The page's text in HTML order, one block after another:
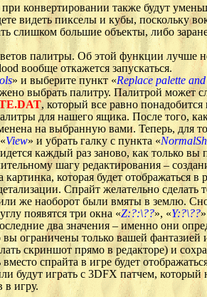
конвертировании также будут
видеть пикселы и кубы, поскольку
слишком большие объекты, либо
палитры. Об этой функции лучше
вообще откажется запускаться.
» и выберите пункт «Replace palette
выбрать палитру. Палитрой может
, который все равно понадобится
для нашего ящика. После того,
на выбранную вами. Теперь, для
View» и убрать галку с пункта «
каждый раз заново, как только вы
шагу редактирования –
которая будет отображаться в
Спрайт желательно сделать
же наоборот были вмяты в землю.
появятся три окна «Z:?:\??», «Y:?\??
два значения – именно они
вы ограничены только вашей фантазией
скриншот прямо в редакторе) и
спрайта в игре будет
будут играть с 3DFX патчем, который
в игру.